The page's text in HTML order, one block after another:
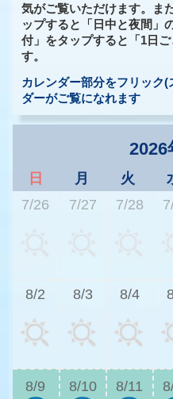
気がご覧いただけます。ま
ップすると「日中と夜間」
付」をタップすると「1日
す。
カレンダー部分をフリック
ダーがご覧になれます
2026
日 月 火
7/26
7/27 7/28
8/2 8/3 8/4
8/9 8/10 8/11